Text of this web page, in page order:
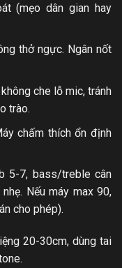
(mẹo dân gian hay
thở ngực. Ngân nốt
che lỗ mic, tránh
trào.
chấm thích ổn định
5-7, bass/treble cân
Nếu máy max 90,
cho phép).
20-30cm, dùng tai